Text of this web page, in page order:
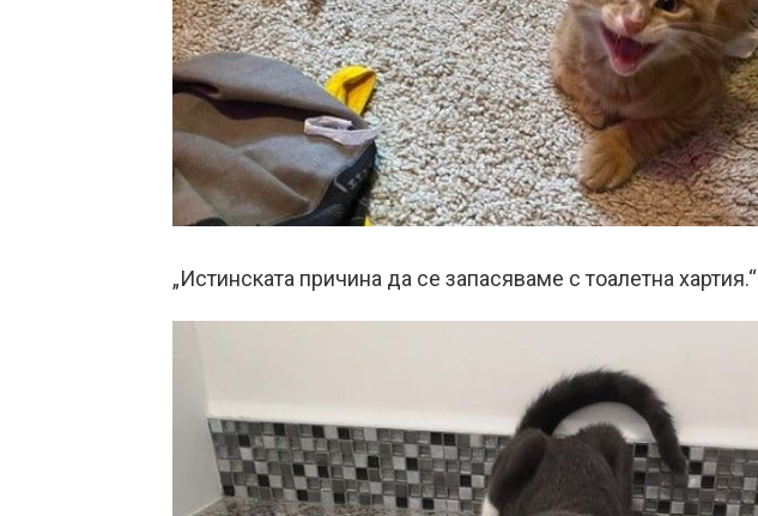
„Истинската причина да се запасяваме с тоалетна хартия.“